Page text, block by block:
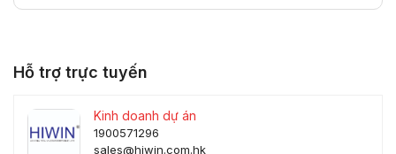
Hỗ trợ trực tuyến
Kinh doanh dự án
1900571296
sales@hiwin.com.hk